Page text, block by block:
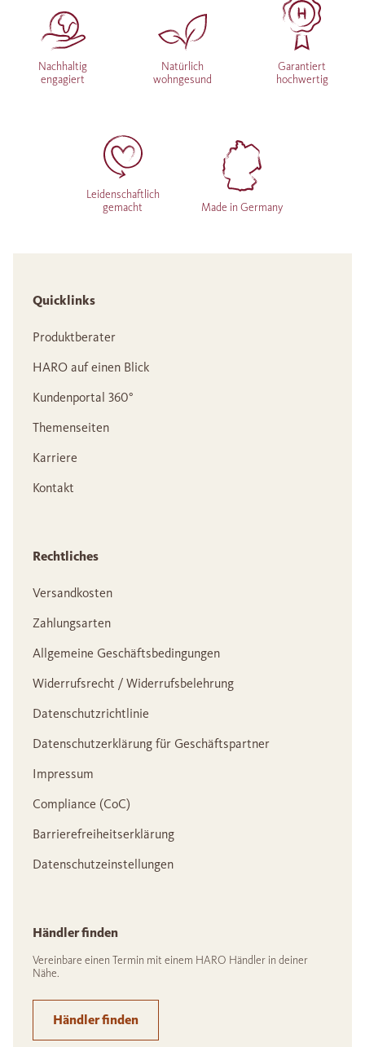
Nachhaltig
engagiert
Natürlich
wohngesund
Garantiert
hochwertig
Leidenschaftlich
gemacht
Made in Germany
Quicklinks
Produktberater
HARO auf einen Blick
Kundenportal 360°
Themenseiten
Karriere
Kontakt
Rechtliches
Versandkosten
Zahlungsarten
Allgemeine Geschäftsbedingungen
Widerrufsrecht / Widerrufsbelehrung
Datenschutzrichtlinie
Datenschutzerklärung für Geschäftspartner
Impressum
Compliance (CoC)
Barrierefreiheitserklärung
Datenschutzeinstellungen
Händler finden
Vereinbare einen Termin mit einem HARO Händler in deiner
Nähe.
Händler finden